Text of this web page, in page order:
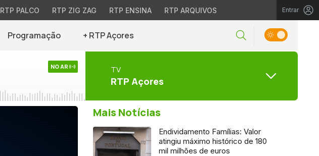
RTP PALCO RTP ZIG ZAG RTP ENSINA RTP ARQUIVOS Entrar
Programação + RTP Açores
NO AR TV
RTP Açores
Mais Notícias
Endividamento Famílias: Valor
atingiu máximo histórico de 180
mil milhões de euros